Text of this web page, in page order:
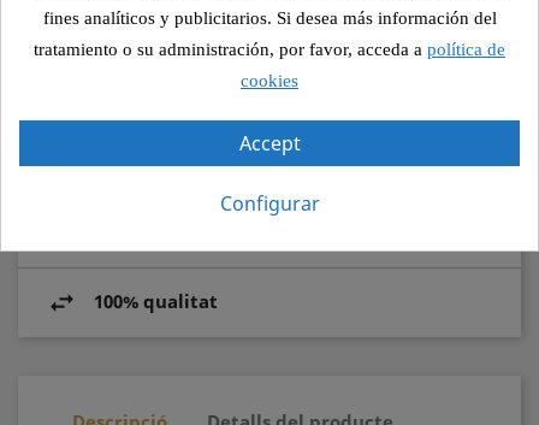
Pagament segur
100% qualitat
fines analíticos y publicitarios. Si desea más información del
tratamiento o su administración, por favor, acceda a política de
cookies
Accept
Configurar